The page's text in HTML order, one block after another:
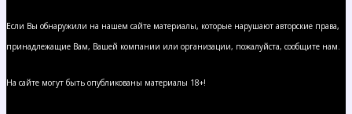
Если Вы обнаружили на нашем сайте материалы, которые нарушают авторские права,
принадлежащие Вам, Вашей компании или организации, пожалуйста, сообщите нам.
На сайте могут быть опубликованы материалы 18+!